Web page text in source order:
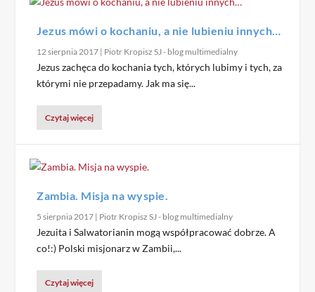
Jezus mówi o kochaniu, a nie lubieniu innych…
12 sierpnia 2017 | Piotr Kropisz SJ - blog multimedialny
Jezus zachęca do kochania tych, których lubimy i tych, za
którymi nie przepadamy. Jak ma się...
Czytaj więcej
Zambia. Misja na wyspie.
5 sierpnia 2017 | Piotr Kropisz SJ - blog multimedialny
Jezuita i Salwatorianin mogą współpracować dobrze. A
co!:) Polski misjonarz w Zambii,...
Czytaj więcej